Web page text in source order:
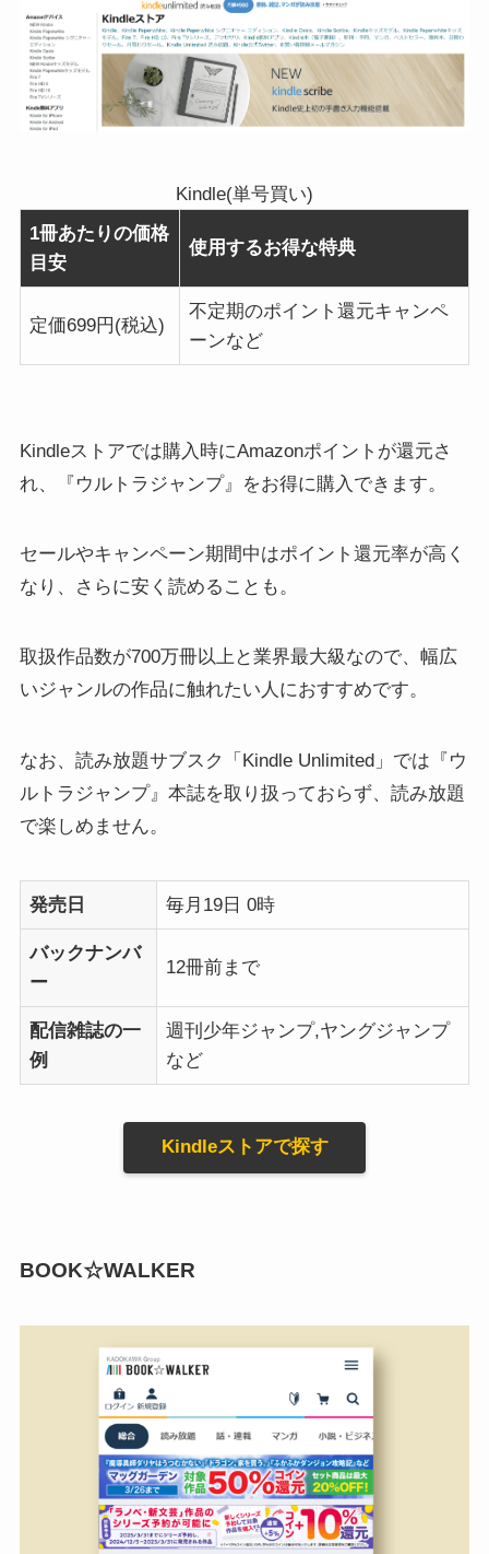
Kindle(単号買い)
1冊あたりの価格
目安
使用するお得な特典
定価699円(税込)
不定期のポイント還元キャンペ
ーンなど
Kindleストアでは購入時にAmazonポイントが還元さ
れ、『ウルトラジャンプ』をお得に購入できます。
セールやキャンペーン期間中はポイント還元率が高く
なり、さらに安く読めることも。
取扱作品数が700万冊以上と業界最大級なので、幅広
いジャンルの作品に触れたい人におすすめです。
なお、読み放題サブスク「Kindle Unlimited」では『ウ
ルトラジャンプ』本誌を取り扱っておらず、読み放題
で楽しめません。
発売日 毎月19日 0時
バックナンバ
ー
12冊前まで
配信雑誌の一
例
週刊少年ジャンプ,ヤングジャンプ
など
Kindleストアで探す
BOOK☆WALKER